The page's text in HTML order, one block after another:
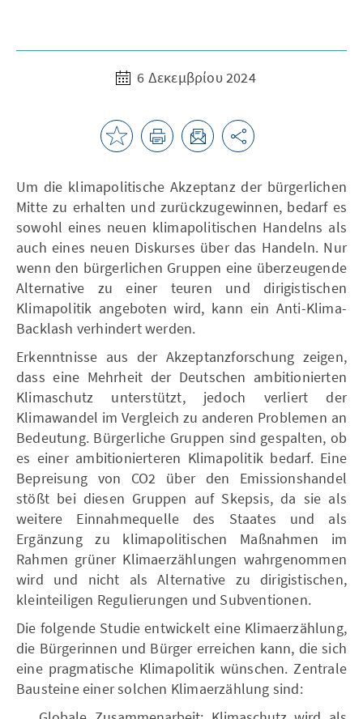
6 Δεκεμβρίου 2024
Um die klimapolitische Akzeptanz der bürgerlichen
Mitte zu erhalten und zurückzugewinnen, bedarf es
sowohl eines neuen klimapolitischen Handelns als
auch eines neuen Diskurses über das Handeln. Nur
wenn den bürgerlichen Gruppen eine überzeugende
Alternative zu einer teuren und dirigistischen
Klimapolitik angeboten wird, kann ein Anti-Klima-
Backlash verhindert werden.
Erkenntnisse aus der Akzeptanzforschung zeigen,
dass eine Mehrheit der Deutschen ambitionierten
Klimaschutz unterstützt, jedoch verliert der
Klimawandel im Vergleich zu anderen Problemen an
Bedeutung. Bürgerliche Gruppen sind gespalten, ob
es einer ambitionierteren Klimapolitik bedarf. Eine
Bepreisung von CO2 über den Emissionshandel
stößt bei diesen Gruppen auf Skepsis, da sie als
weitere Einnahmequelle des Staates und als
Ergänzung zu klimapolitischen Maßnahmen im
Rahmen grüner Klimaerzählungen wahrgenommen
wird und nicht als Alternative zu dirigistischen,
kleinteiligen Regulierungen und Subventionen.
Die folgende Studie entwickelt eine Klimaerzählung,
die Bürgerinnen und Bürger erreichen kann, die sich
eine pragmatische Klimapolitik wünschen. Zentrale
Bausteine einer solchen Klimaerzählung sind: